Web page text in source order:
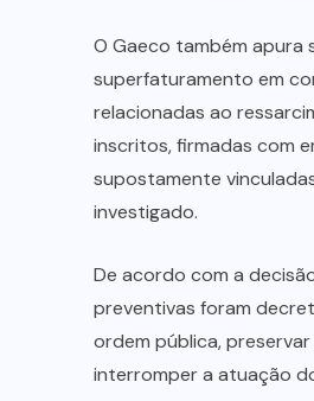
O Gaeco também apura
superfaturamento em
relacionadas ao
inscritos, firmadas com
supostamente
investigado.
De acordo com a
preventivas foram
ordem pública,
interromper a atuação